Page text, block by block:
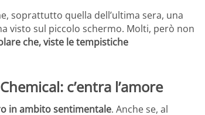
soprattutto quella dell’ultima sera, una
visto sul piccolo schermo. Molti, però non
che, viste le tempistiche
c’entra l’amore
in ambito sentimentale. Anche se, al